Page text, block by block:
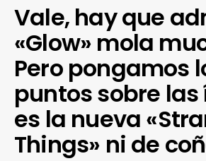
Vale, hay que
«Glow» mola
Pero pongamos
puntos sobre las
es la nueva
Things» ni de